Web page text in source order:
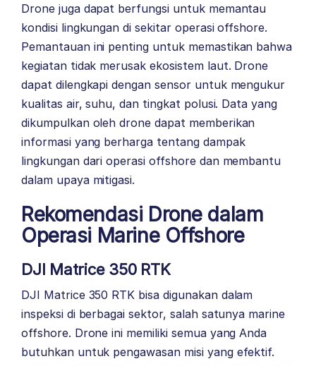
Drone juga dapat berfungsi untuk memantau
kondisi lingkungan di sekitar operasi offshore.
Pemantauan ini penting untuk memastikan bahwa
kegiatan tidak merusak ekosistem laut. Drone
dapat dilengkapi dengan sensor untuk mengukur
kualitas air, suhu, dan tingkat polusi. Data yang
dikumpulkan oleh drone dapat memberikan
informasi yang berharga tentang dampak
lingkungan dari operasi offshore dan membantu
dalam upaya mitigasi.
Rekomendasi Drone dalam
Operasi Marine Offshore
DJI Matrice 350 RTK
DJI Matrice 350 RTK bisa digunakan dalam
inspeksi di berbagai sektor, salah satunya marine
offshore. Drone ini memiliki semua yang Anda
butuhkan untuk pengawasan misi yang efektif.